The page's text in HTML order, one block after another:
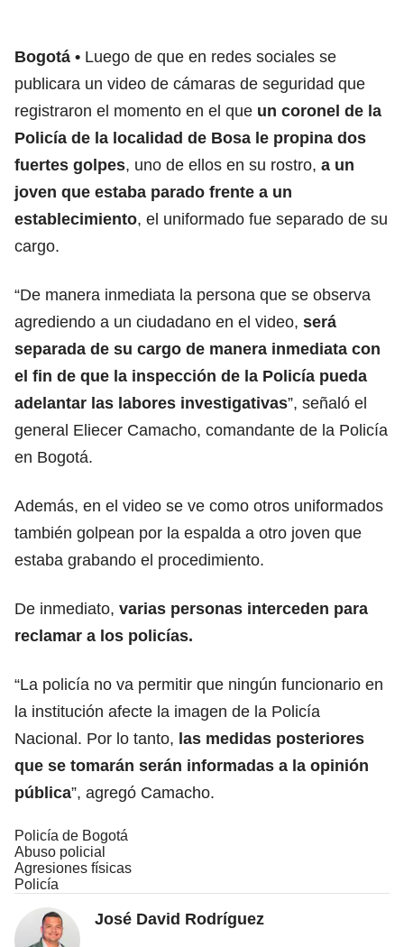
Bogotá
Luego de que en redes sociales se
publicara un video de cámaras de seguridad que
registraron el momento en el que un coronel de la
Policía de la localidad de Bosa le propina dos
fuertes golpes, uno de ellos en su rostro, a un
joven que estaba parado frente a un
establecimiento, el uniformado fue separado de su
cargo.
“De manera inmediata la persona que se observa
agrediendo a un ciudadano en el video, será
separada de su cargo de manera inmediata con
el fin de que la inspección de la Policía pueda
adelantar las labores investigativas”, señaló el
general Eliecer Camacho, comandante de la Policía
en Bogotá.
Además, en el video se ve como otros uniformados
también golpean por la espalda a otro joven que
estaba grabando el procedimiento.
De inmediato, varias personas interceden para
reclamar a los policías.
“La policía no va permitir que ningún funcionario en
la institución afecte la imagen de la Policía
Nacional. Por lo tanto, las medidas posteriores
que se tomarán serán informadas a la opinión
pública”, agregó Camacho.
Policía de Bogotá
Abuso policial
Agresiones físicas
Policía
José David Rodríguez